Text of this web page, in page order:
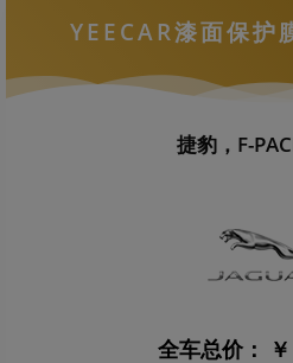
YEECAR漆面保护
捷豹，F-
全车总价：